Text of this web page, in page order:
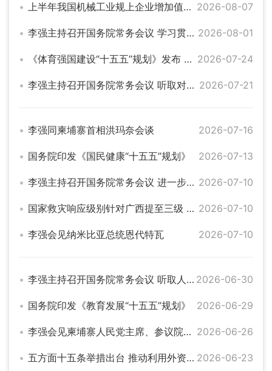
上半年我国机械工业规上企业增加值同比增长6.4% 2026-08-07
李强主持召开国务院常务会议 学习贯彻习近平总书记关于上半年经济形势和做好下半年经济工作的重要讲话精神 2026-08-01
《体育强国建设“十五五”规划》发布 系统部署体育高质量发展 2026-07-24
李强主持召开国务院常务会议 听取对服务业扩能提质和“六张网”规划建设督查情况汇报等 2026-07-21
李强同柬埔寨首相洪玛奈会谈 2026-07-16
国务院印发《国民健康“十五五”规划》 2026-07-13
李强主持召开国务院常务会议 进一步部署防汛抗洪救灾工作等 2026-07-10
国家救灾响应级别针对广西提至三级 相关部门持续部署重点地区防汛防台风工作 2026-07-10
李强会见纳米比亚总统恩代特瓦 2026-07-10
李强主持召开国务院常务会议 听取人工智能发展情况汇报等 2026-06-30
国务院印发《教育发展“十五五”规划》 2026-06-29
李强会见柬埔寨人民党主席、参议院主席洪森 2026-06-26
五方面十五条举措出台 推动利用外资固稳促优 2026-06-23